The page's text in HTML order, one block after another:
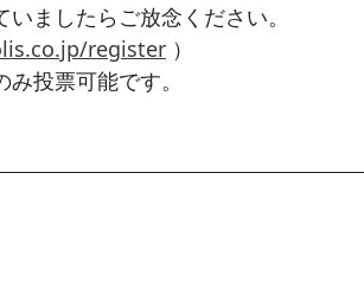
ましたらご放念ください。
register ）
投票可能です。